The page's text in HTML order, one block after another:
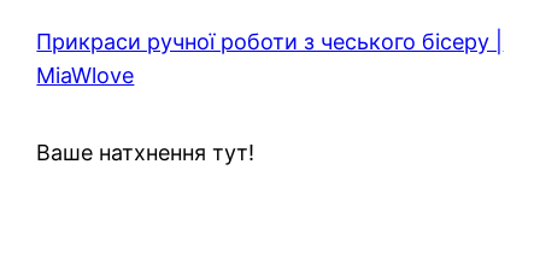
Прикраси ручної роботи з чеського бісеру |
MiaWlove
Ваше натхнення тут!